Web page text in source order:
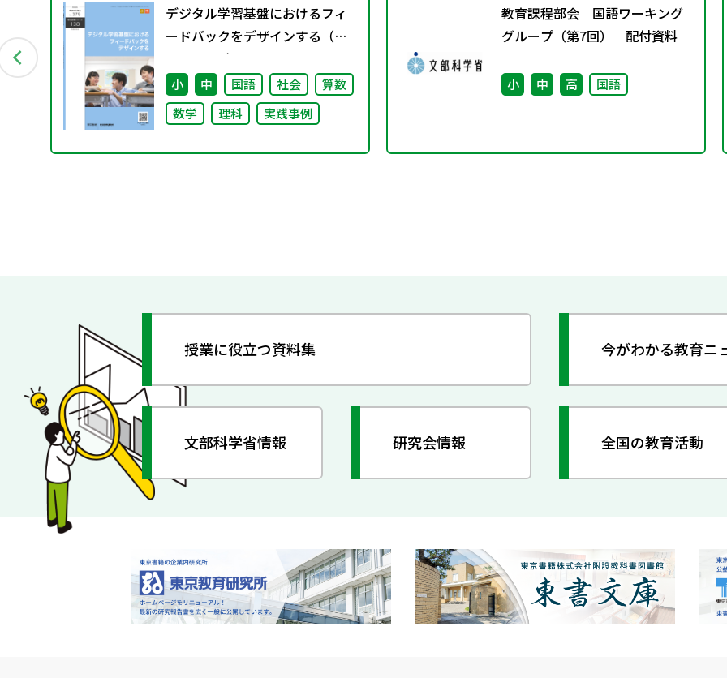
デジタル学習基盤におけるフィ
ードバックをデザインする（特
別課題138）
小 中 国語 社会
算数
数学
理科 実践事例
教育課程部会 国語ワーキング
グループ（第7回） 配付資料
小 中 高 国語
授業に役立つ資料集 今がわかる教育ニ
文部科学省情報 研究会情報 全国の教育活動